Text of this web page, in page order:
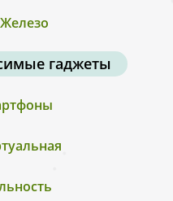
гаджеты